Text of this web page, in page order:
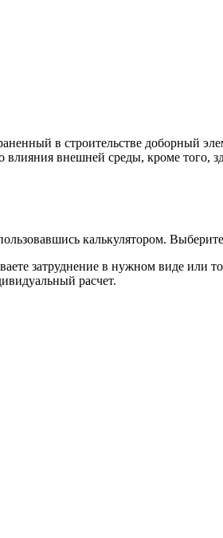
в строительстве доборный
внешней среды, кроме того,
калькулятором.
затруднение в нужном виде или
расчет.